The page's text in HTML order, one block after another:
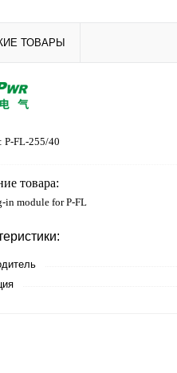
ТОВАРЫ
P-FL-255/40
товара:
in module for P-FL